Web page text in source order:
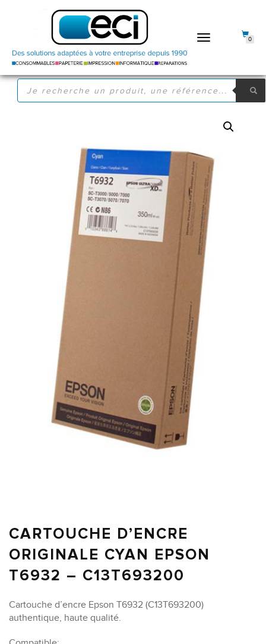
DÉPLIER
RECHERCHE
PRODUITS
0
CARTOUCHE D’ENCRE
ORIGINALE CYAN EPSON
T6932 – C13T693200
Cartouche d’encre Epson T6932 (C13T693200)
authentique, haute qualité.